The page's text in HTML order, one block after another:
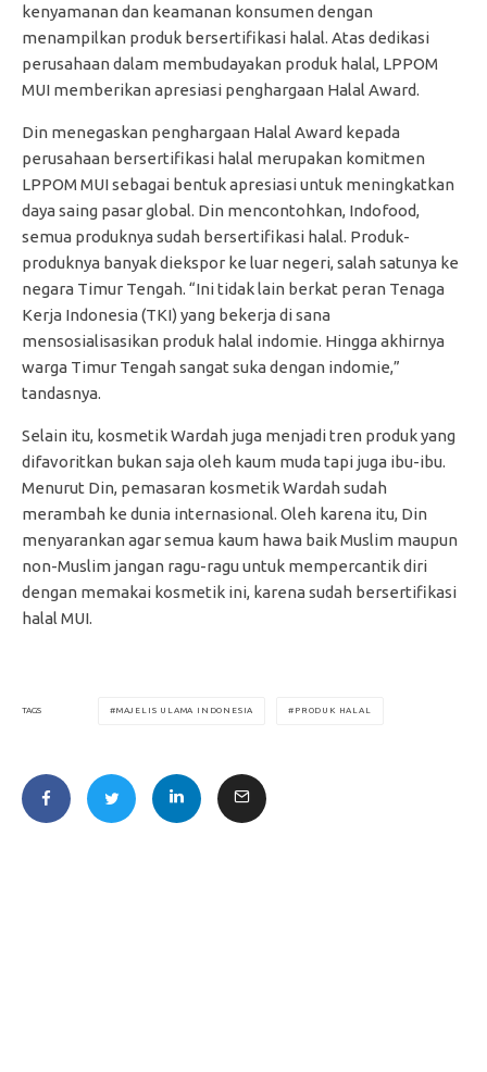
kenyamanan dan keamanan konsumen dengan
menampilkan produk bersertifikasi halal. Atas dedikasi
perusahaan dalam membudayakan produk halal, LPPOM
MUI memberikan apresiasi penghargaan Halal Award.
Din menegaskan penghargaan Halal Award kepada
perusahaan bersertifikasi halal merupakan komitmen
LPPOM MUI sebagai bentuk apresiasi untuk meningkatkan
daya saing pasar global. Din mencontohkan, Indofood,
semua produknya sudah bersertifikasi halal. Produk-
produknya banyak diekspor ke luar negeri, salah satunya ke
negara Timur Tengah. “Ini tidak lain berkat peran Tenaga
Kerja Indonesia (TKI) yang bekerja di sana
mensosialisasikan produk halal indomie. Hingga akhirnya
warga Timur Tengah sangat suka dengan indomie,”
tandasnya.
Selain itu, kosmetik Wardah juga menjadi tren produk yang
difavoritkan bukan saja oleh kaum muda tapi juga ibu-ibu.
Menurut Din, pemasaran kosmetik Wardah sudah
merambah ke dunia internasional. Oleh karena itu, Din
menyarankan agar semua kaum hawa baik Muslim maupun
non-Muslim jangan ragu-ragu untuk mempercantik diri
dengan memakai kosmetik ini, karena sudah bersertifikasi
halal MUI.
TAGS MAJELIS ULAMA INDONESIA PRODUK HALAL